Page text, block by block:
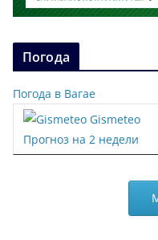
Погода
Погода в Вагае
Gismeteo
Прогноз на 2 недели